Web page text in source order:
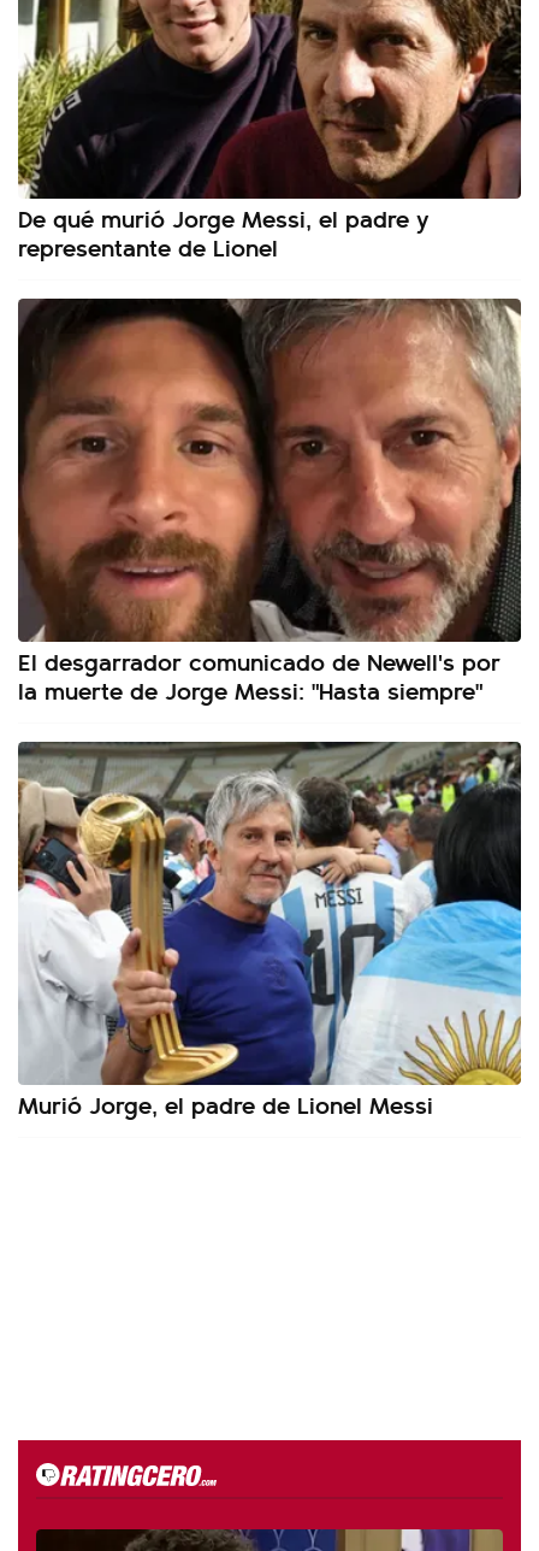
De qué murió Jorge Messi, el padre y
representante de Lionel
El desgarrador comunicado de Newell's por
la muerte de Jorge Messi: "Hasta siempre"
Murió Jorge, el padre de Lionel Messi